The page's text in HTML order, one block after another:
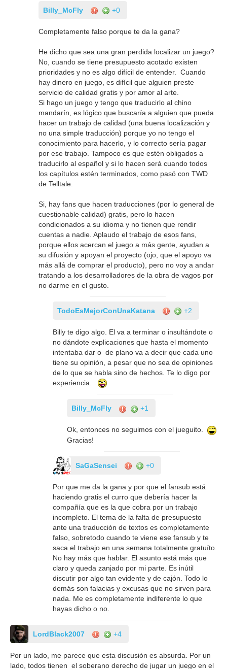
Billy_McFly +0
Completamente falso porque te da la gana?
He dicho que sea una gran perdida localizar un juego?
No, cuando se tiene presupuesto acotado existen
prioridades y no es algo difícil de entender. Cuando
hay dinero en juego, es difícil que alguien preste
servicio de calidad gratis y por amor al arte.
Si hago un juego y tengo que traducirlo al chino
mandarín, es lógico que buscaría a alguien que pueda
hacer un trabajo de calidad (una buena localización y
no una simple traducción) porque yo no tengo el
conocimiento para hacerlo, y lo correcto sería pagar
por ese trabajo. Tampoco es que estén obligados a
traducirlo al español y si lo hacen será cuando todos
los capítulos estén terminados, como pasó con TWD
de Telltale.
Si, hay fans que hacen traducciones (por lo general de
cuestionable calidad) gratis, pero lo hacen
condicionados a su idioma y no tienen que rendir
cuentas a nadie. Aplaudo el trabajo de esos fans,
porque ellos acercan el juego a más gente, ayudan a
su difusión y apoyan el proyecto (ojo, que el apoyo va
más allá de comprar el producto), pero no voy a andar
tratando a los desarrolladores de la obra de vagos por
no darme en el gusto.
TodoEsMejorConUnaKatana +2
Billy te digo algo. El va a terminar o insultándote o
no dándote explicaciones que hasta el momento
intentaba dar o de plano va a decir que cada uno
tiene su opinión, a pesar que no sea de opiniones
de lo que se habla sino de hechos. Te lo digo por
experiencia.
Billy_McFly +1
Ok, entonces no seguimos con el jueguito.
Gracias!
SaGaSensei +0
Por que me da la gana y por que el fansub está
haciendo gratis el curro que debería hacer la
compañía que es la que cobra por un trabajo
incompleto. El tema de la falta de presupuesto
ante una traducción de textos es completamente
falso, sobretodo cuando te viene ese fansub y te
saca el trabajo en una semana totalmente gratuíto.
No hay más que hablar. El asunto está más que
claro y queda zanjado por mi parte. Es inútil
discutir por algo tan evidente y de cajón. Todo lo
demás son falacias y excusas que no sirven para
nada. Me es completamente indiferente lo que
hayas dicho o no.
LordBlack2007 +4
Por un lado, me parece que esta discusión es absurda. Por un
lado, todos tienen el soberano derecho de jugar un juego en el